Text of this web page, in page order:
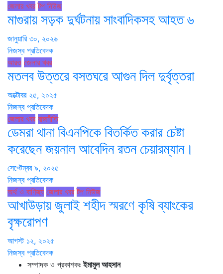
জেলার খবর টপ নিউজ
মাগুরায় সড়ক দুর্ঘটনায় সাংবাদিকসহ আহত ৬
জানুয়ারি ৩০, ২০২৬
নিজস্ব প্রতিবেদক
আরও জেলার খবর
মতলব উত্তরে বসতঘরে আগুন দিল দুর্বৃত্তরা
অক্টোবর ২৫, ২০২৫
নিজস্ব প্রতিবেদক
জেলার খবর রাজনীতি
ডেমরা থানা বিএনপিকে বিতর্কিত করার চেষ্টা
করেছেন জয়নাল আবেদিন রতন চেয়ারম্যান।
সেপ্টেম্বর ৯, ২০২৫
নিজস্ব প্রতিবেদক
অর্থ ও বাণিজ্য জেলার খবর টপ নিউজ
আখাউড়ায় জুলাই শহীদ স্মরণে কৃষি ব্যাংকের
বৃক্ষরোপণ
আগস্ট ১২, ২০২৫
নিজস্ব প্রতিবেদক
সম্পাদক ও প্রকাশকঃইমামুল আহসান